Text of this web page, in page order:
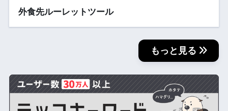
外食先ルーレットツール
もっと見る